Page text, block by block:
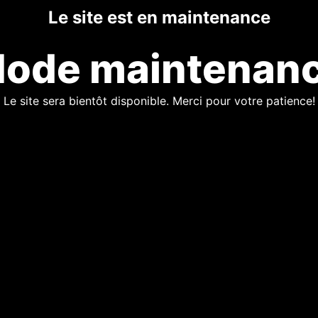
Le site est en maintenance
Le site sera bientôt disponible. Merci pour votre patience!